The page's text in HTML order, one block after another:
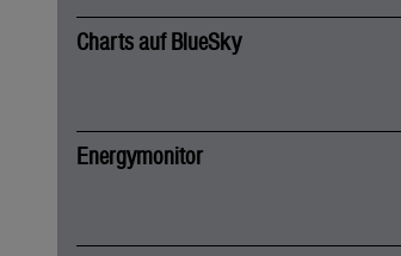
Charts auf BlueSky
Energymonitor